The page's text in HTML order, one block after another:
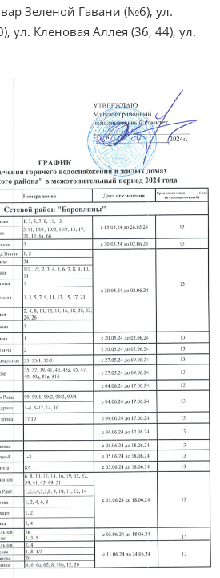
Зеленой Гавани (№6), ул.
ул. Кленовая Аллея (36, 44), ул.